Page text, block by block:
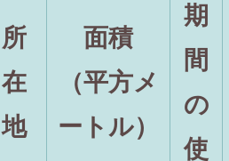
所
在
地
面積
（平方メ
ートル）
期
間
の
使